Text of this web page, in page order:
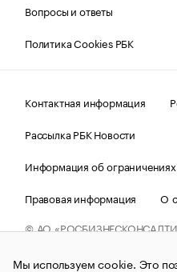
Вопросы и ответы
Политика Cookies РБК
Контактная информация
Рассылка РБК Новости
Информация об ограничениях
Правовая информация
О
© АО
связи, информационных
Мы используем cookie. Это